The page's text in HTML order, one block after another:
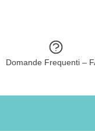
Domande Frequenti –